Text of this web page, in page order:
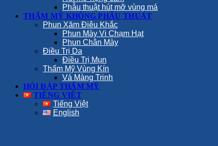
Phẫu thuật hút mỡ vùng má
THẨM MỸ KHÔNG PHẪU THUẬT
Phun Xăm Điêu Khắc
Phun Mày Vi Chạm Hạt
Phun Chân Mày
Điều Trị Da
Điều Trị Mụn
Thẩm Mỹ Vùng Kín
Vá Màng Trinh
HỎI ĐÁP THẨM MỸ
TIẾNG VIỆT
Tiếng Việt
English